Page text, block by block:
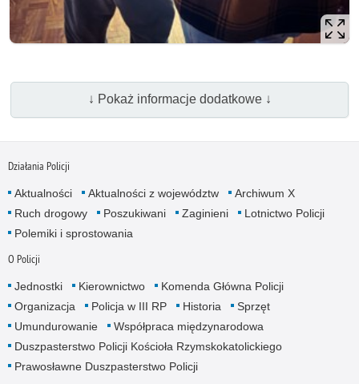
↓ Pokaż informacje dodatkowe ↓
Działania Policji
Aktualności Aktualności z województw
Archiwum X
Ruch drogowy
Poszukiwani Zaginieni
Lotnictwo Policji
Polemiki i sprostowania
O Policji
Jednostki Kierownictwo
Komenda Główna Policji
Organizacja
Policja w III RP Historia
Sprzęt
Umundurowanie
Współpraca międzynarodowa
Duszpasterstwo Policji Kościoła Rzymskokatolickiego
Prawosławne Duszpasterstwo Policji